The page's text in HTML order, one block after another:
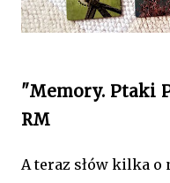
"Memory. Ptaki
RM
A teraz słów kilka o